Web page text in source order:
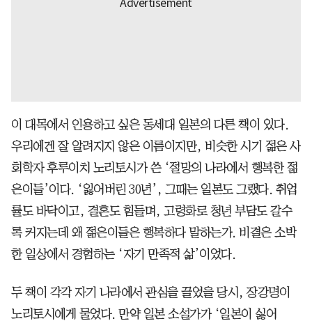
이 대목에서 인용하고 싶은 동세대 일본의 다른 책이 있다.
우리에겐 잘 알려지지 않은 이름이지만, 비슷한 시기 젊은 사
회학자 후루이치 노리토시가 쓴 ‘절망의 나라에서 행복한 젊
은이들’이다. ‘잃어버린 30년’, 그때는 일본도 그랬다. 취업
률도 바닥이고, 결혼도 힘들며, 고령화로 청년 부담도 갈수
록 커지는데 왜 젊은이들은 행복하다 말하는가. 비결은 소박
한 일상에서 경험하는 ‘자기 만족적 삶’이었다.
두 책이 각각 자기 나라에서 관심을 끌었을 당시, 장강명이
노리토시에게 물었다. 만약 일본 소설가가 ‘일본이 싫어